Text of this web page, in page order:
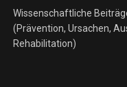
Wissenschaftliche
(Prävention, Ursachen,
Rehabilitation)